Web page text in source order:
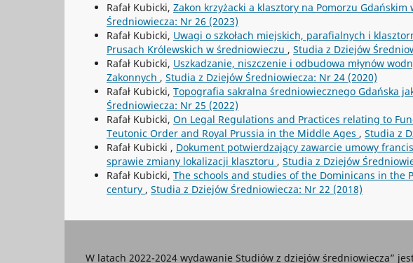
Rafał Kubicki, Zakon krzyżacki a klasztory na Pomorzu Gdańskim
Średniowiecza: Nr 26 (2023)
Rafał Kubicki, Uwagi o szkołach miejskich, parafialnych i
Prusach Królewskich w średniowieczu , Studia z Dziejów
Rafał Kubicki, Uszkadzanie, niszczenie i odbudowa młynów
Zakonnych , Studia z Dziejów Średniowiecza: Nr 24 (2020)
Rafał Kubicki, Topografia sakralna średniowiecznego Gdańska
Średniowiecza: Nr 25 (2022)
Rafał Kubicki, On Legal Regulations and Practices relating to
Teutonic Order and Royal Prussia in the Middle Ages , Studia z
Rafał Kubicki , Dokument potwierdzający zawarcie umowy
sprawie zmiany lokalizacji klasztoru , Studia z Dziejów
Rafał Kubicki, The schools and studies of the Dominicans in
century , Studia z Dziejów Średniowiecza: Nr 22 (2018)
W latach 2022-2024 wydawanie Studiów z dziejów średniowiecza”